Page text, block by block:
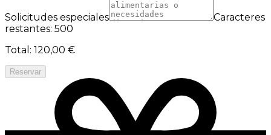
Solicitudes especiales
Caracteres
restantes: 500
Total : 120,00 €
Reservar